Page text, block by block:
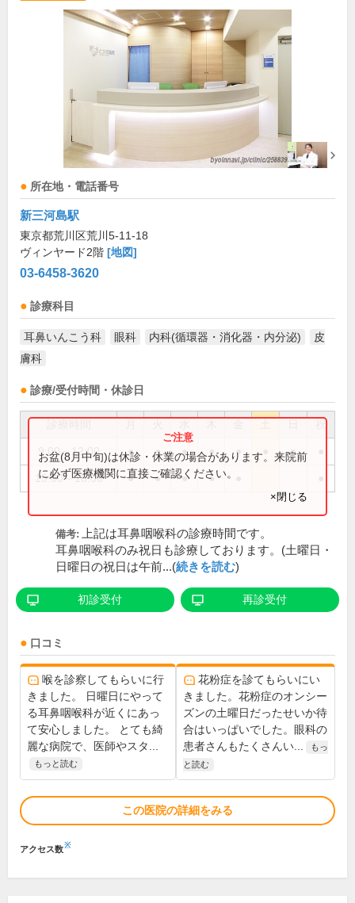
所在地・電話番号
新三河島駅
東京都荒川区荒川5-11-18
ヴィンヤード2階 [地図]
03-6458-3620
診療科目
耳鼻いんこう科 眼科 内科(循環器・消化器・内分泌)
皮
膚科
診療/受付時間・休診日
祝
9:00～12:00 ● ● ● ● ● ●
15:00～18:00 ● ● ● ●
お盆(8月中旬)は休診・休業の場合があります。来院前
に必ず医療機関に直接ご確認ください。
×閉じる
備考:
上記は耳鼻咽喉科の診療時間です。
耳鼻咽喉科のみ祝日も診療しております。(土曜日・
日曜日の祝日は午前...(続きを読む)
初診受付 再診受付
口コミ
喉を診察してもらいに行
きました。 日曜日にやって
る耳鼻咽喉科が近くにあっ
て安心しました。 とても綺
麗な病院で、医師やスタ...
もっと読む
花粉症を診てもらいにい
きました。花粉症のオンシー
ズンの土曜日だったせいか待
合はいっぱいでした。眼科の
患者さんもたくさんい...
もっ
と読む
この医院の詳細をみる
アクセス数※